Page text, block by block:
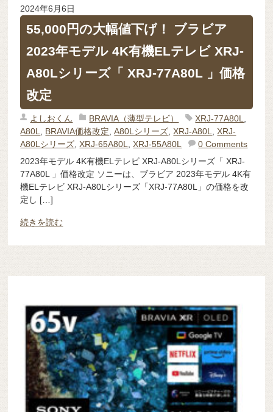
2024年6月6日
55,000円の大幅値下げ！ ブラビア
2023年モデル 4K有機ELテレビ XRJ-
A80Lシリーズ「 XRJ-77A80L 」価格
改定
よしおくん BRAVIA（薄型テレビ） XRJ-77A80L
A80L
BRAVIA価格改定 ,A80Lシリーズ ,XRJ-A80L ,XRJ-
A80Lシリーズ ,XRJ-65A80L ,XRJ-55A80L
0 Comments
2023年モデル 4K有機ELテレビ XRJ-A80Lシリーズ「 XRJ-
77A80L 」価格改定 ソニーは、ブラビア 2023年モデル 4K有
機ELテレビ XRJ-A80Lシリーズ「XRJ-77A80L」の価格を改
定し […]
続きを読む